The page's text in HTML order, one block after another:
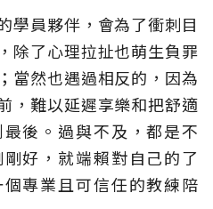
學員夥伴，會為了衝刺目
除了心理拉扯也萌生負罪
當然也遇過相反的，因為
，難以延遲享樂和把舒適
後。過與不及，都是不
好，就端賴對自己的了
專業且可信任的教練陪